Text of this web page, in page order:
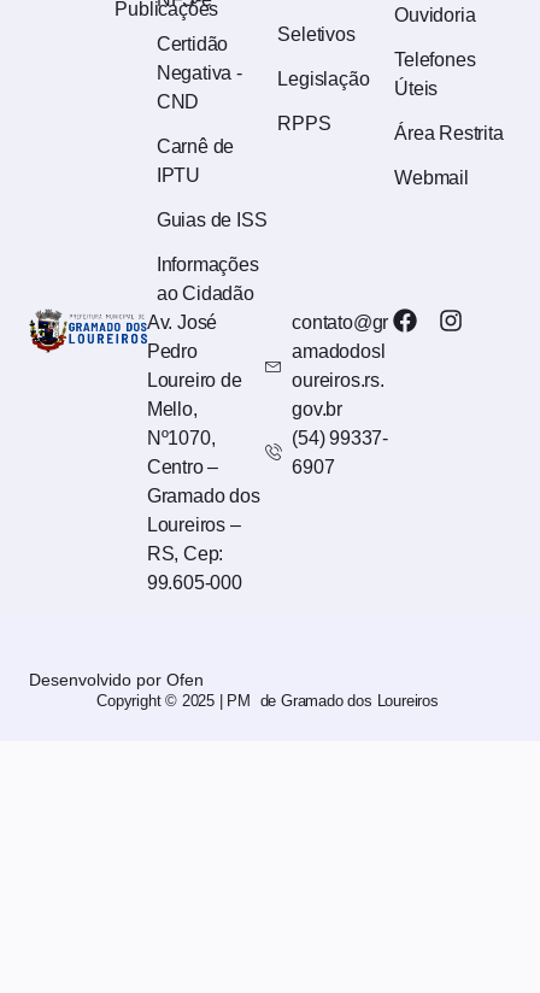
Av. José
Pedro
Loureiro de
Mello,
Nº1070,
Centro –
Gramado dos
Loureiros –
RS, Cep:
99.605-000
contato@gr
amadodosl
oureiros.rs.
gov.br
(54) 99337-
6907
Publicações
Certidão
Negativa -
CND
Carnê de
IPTU
Guias de ISS
Informações
ao Cidadão
Seletivos
Legislação
RPPS
Ouvidoria
Telefones
Úteis
Área Restrita
Webmail
Copyright © 2025 | PM de Gramado dos Loureiros
Desenvolvido por Ofen